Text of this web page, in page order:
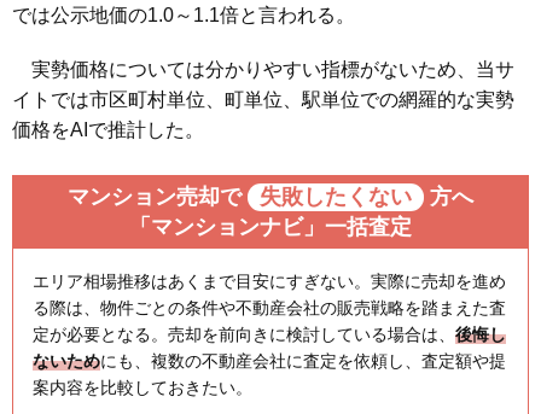
では公示地価の1.0～1.1倍と言われる。
実勢価格については分かりやすい指標がないため、当サ
イトでは市区町村単位、町単位、駅単位での網羅的な実勢
価格をAIで推計した。
マンション売却で 失敗したくない
方へ
「マンションナビ」一括査定
エリア相場推移はあくまで目安にすぎない。実際に売却を進め
る際は、物件ごとの条件や不動産会社の販売戦略を踏まえた査
定が必要となる。売却を前向きに検討している場合は、 後悔し
ないためにも、複数の不動産会社に査定を依頼し、査定額や提
案内容を比較しておきたい。